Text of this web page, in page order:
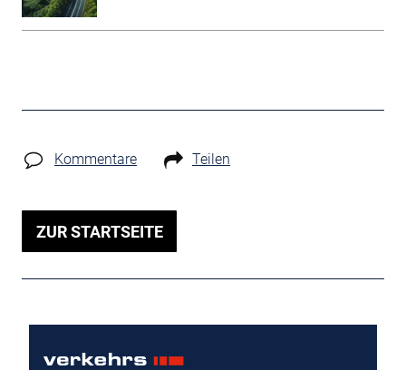
Kommentare Teilen
ZUR STARTSEITE